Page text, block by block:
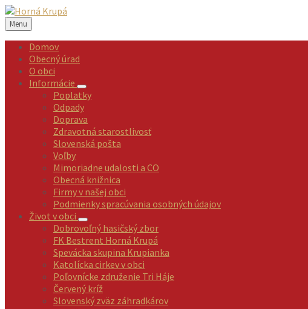
Preskočiť
na
obsah
Preskočiť
na
ľavý
panel
Preskočiť
na
pravý
panel
Preskočiť
na
pätičku
Menu
Domov
Obecný úrad
O obci
Informácie
Poplatky
Odpady
Doprava
Zdravotná starostlivosť
Slovenská pošta
Voľby
Mimoriadne udalosti a CO
Obecná knižnica
Firmy v našej obci
Podmienky spracúvania osobných údajov
Život v obci
Dobrovoľný hasičský zbor
FK Bestrent Horná Krupá
Spevácka skupina Krupianka
Katolícka cirkev v obci
Poľovnícke združenie Tri Háje
Červený kríž
Slovenský zväz záhradkárov